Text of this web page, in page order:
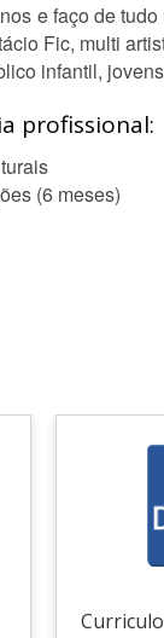
e faço de
Fic, multi
infantil,
profissional:
(6 meses)
Curriculo